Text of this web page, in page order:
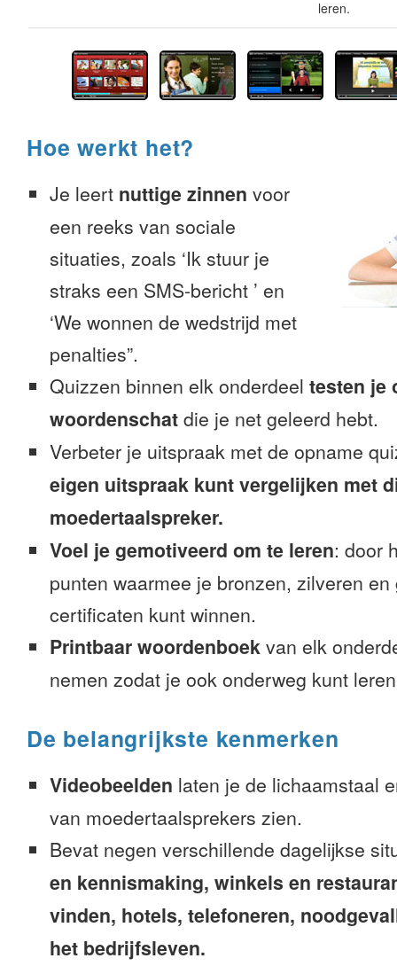
leren.
Hoe werkt het?
Je leert nuttige zinnen voor
een reeks van sociale
situaties, zoals ‘Ik stuur je
straks een SMS-bericht ’ en
‘We wonnen de wedstrijd met
penalties”.
Quizzen binnen elk onderdeel testen je
woordenschat die je net geleerd hebt.
Verbeter je uitspraak met de opname
eigen uitspraak kunt vergelijken met
moedertaalspreker.
Voel je gemotiveerd om te leren: door
punten waarmee je bronzen, zilveren en
certificaten kunt winnen.
Printbaar woordenboek van elk
nemen zodat je ook onderweg kunt
De belangrijkste kenmerken
Videobeelden laten je de lichaamstaal
van moedertaalsprekers zien.
Bevat negen verschillende dagelijkse
en kennismaking, winkels en
vinden, hotels, telefoneren,
het bedrijfsleven.